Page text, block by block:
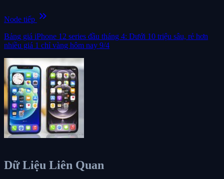
Node tiếp keyboard_double_arrow_right
Bảng giá iPhone 12 series đầu tháng 4: Dưới 10 triệu sâu, rẻ hơn
nhiều giá 1 chỉ vàng hôm nay 9/4
Dữ Liệu Liên Quan